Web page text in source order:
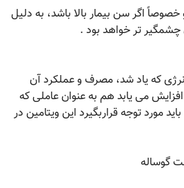
اگر سن بیمار بالا باشد، به دلیل
چشمگیر تر خواهد بود .
که یاد شد، مصرف و عملکرد آن
می یابد هم به عنوان عاملی که
مورد توجه قراربگیرد این ویتامین در
گوساله